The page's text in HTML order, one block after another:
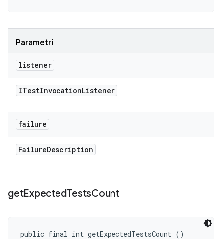
Parametri
listener
ITestInvocationListener
failure
FailureDescription
getExpectedTestsCount
public final int getExpectedTestsCount ()